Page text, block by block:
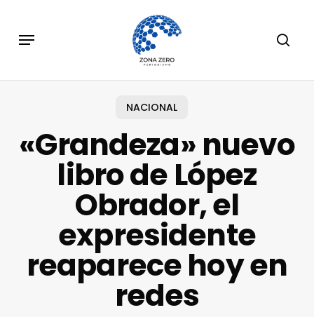
main
Menu
NACIONAL
«Grandeza» nuevo
libro de López
Obrador, el
expresidente
reaparece hoy en
redes